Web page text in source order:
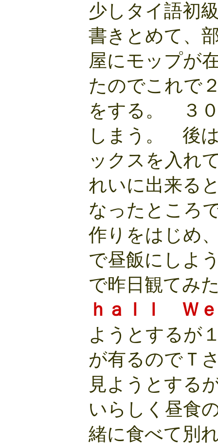
少しタイ語初
書きとめて、
屋にモップが
たのでこれで
をする。 ３
しまう。 後
ックスを入れ
れいに出来る
なったところ
作りをはじめ
で昼飯にしよ
で昨日観てみ
ｈａｌｌ Ｗ
ようとするが
が有るのでＴ
見ようとする
いらしく昼食
緒に食べて別